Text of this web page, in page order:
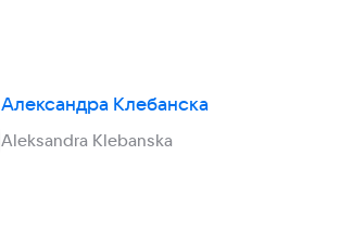
Александра Клебанска
Aleksandra Klebanska